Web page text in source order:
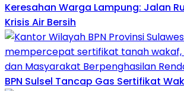
Keresahan Warga Lampung: Jalan
Krisis Air Bersih
BPN Sulsel Tancap Gas Sertifikat